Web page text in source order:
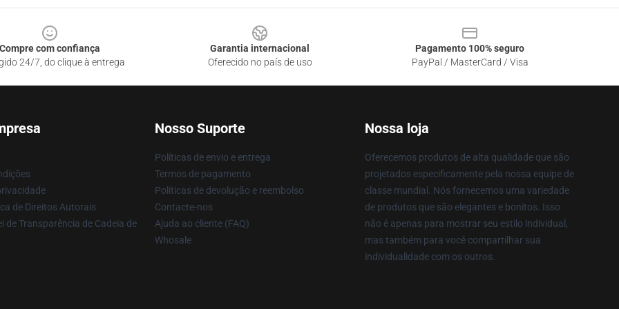
Compre com confiança
24/7, do clique à entrega
Garantia internacional
Oferecido no país de uso
Pagamento 100% seguro
PayPal / MasterCard / Visa
de Direitos Autorais
de Transparência de Cadeia de
Nosso Suporte
Políticas de envio e entrega
Termos de pagamento
Políticas de devolução e reembolso
Contacte-nos
Ajuda ao cliente (FAQ)
Whosale
Nossa loja
Oferecemos produtos de alta qualidade que são
projetados especificamente pela nossa equipe de
classe mundial. Nós fornecemos uma variedade
de produtos que são elegantes e bonitos. Isso
não é apenas para mostrar seu estilo individual,
mas também para você compartilhar sua
individualidade com os outros.